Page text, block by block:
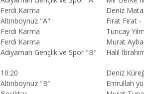
Ferdi Karma
Deniz
Altınboynuz "A"
Fırat Fırat
Ferdi Karma
Tuncay
Ferdi Karma
Murat
Adıyaman Gençlik ve Spor "B" Halil
10:20
Deniz
Altınboynuz "B"
Emrullah